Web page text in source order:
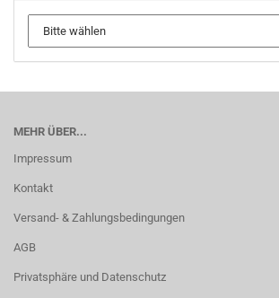
MEHR ÜBER...
Impressum
Kontakt
Versand- & Zahlungsbedingungen
AGB
Privatsphäre und Datenschutz